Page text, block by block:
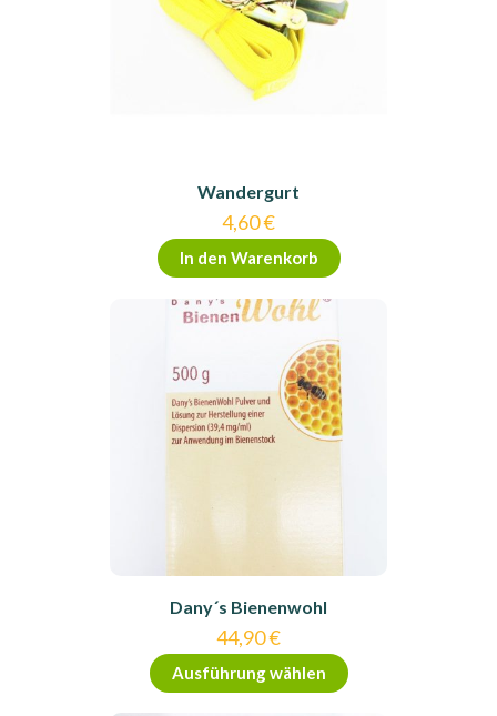
Wandergurt
4,60€
In den Warenkorb
Dany´s Bienenwohl
44,90€
Ausführung wählen
Dieses
Produkt